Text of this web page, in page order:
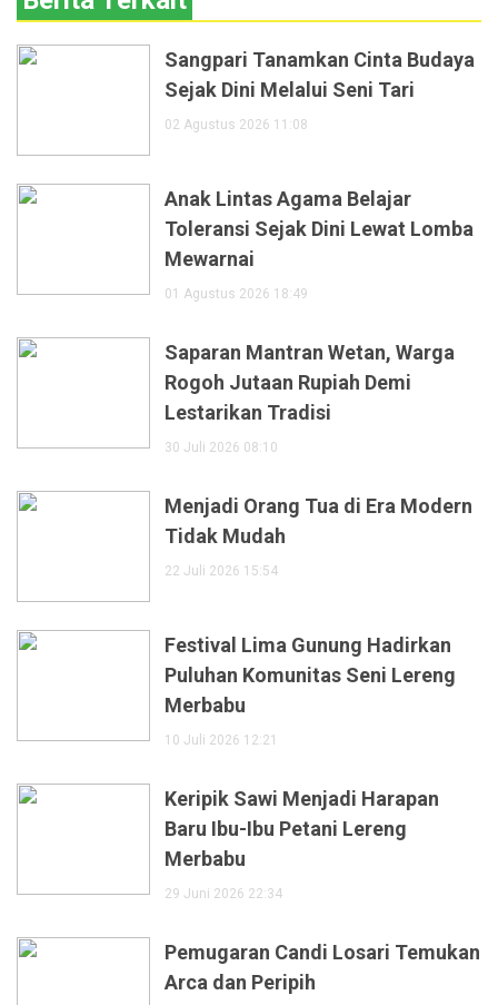
Sangpari Tanamkan Cinta Budaya
Sejak Dini Melalui Seni Tari
02 Agustus 2026 11:08
Anak Lintas Agama Belajar
Toleransi Sejak Dini Lewat Lomba
Mewarnai
01 Agustus 2026 18:49
Saparan Mantran Wetan, Warga
Rogoh Jutaan Rupiah Demi
Lestarikan Tradisi
30 Juli 2026 08:10
Menjadi Orang Tua di Era Modern
Tidak Mudah
22 Juli 2026 15:54
Festival Lima Gunung Hadirkan
Puluhan Komunitas Seni Lereng
Merbabu
10 Juli 2026 12:21
Keripik Sawi Menjadi Harapan
Baru Ibu-Ibu Petani Lereng
Merbabu
29 Juni 2026 22:34
Pemugaran Candi Losari Temukan
Arca dan Peripih